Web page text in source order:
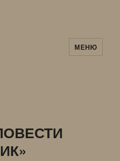
МЕНЮ